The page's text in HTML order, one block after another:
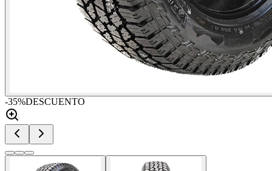
-35%DESCUENTO